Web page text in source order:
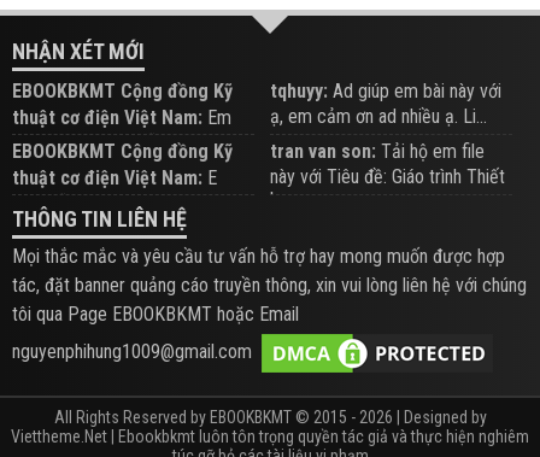
NHẬN XÉT MỚI
EBOOKBKMT Cộng đồng Kỹ
thuật cơ điện Việt Nam: Em
đăng trên Group hỗ trợ nhé
tqhuyy: Ad giúp em bài này với
ạ, em cảm ơn ad nhiều ạ. Li...
EBOOKBKMT Cộng đồng Kỹ
thuật cơ điện Việt Nam: E
xem hỗ trợ trên Group
tran van son: Tải hộ em file
này với Tiêu đề: Giáo trình Thiết
b...
THÔNG TIN LIÊN HỆ
Mọi thắc mắc và yêu cầu tư vấn hỗ trợ hay mong muốn được hợp
tác, đặt banner quảng cáo truyền thông, xin vui lòng liên hệ với chúng
tôi qua Page EBOOKBKMT hoặc Email
nguyenphihung1009@gmail.com
All Rights Reserved by EBOOKBKMT © 2015 - 2026 | Designed by
Viettheme.Net | Ebookbkmt luôn tôn trọng quyền tác giả và thực hiện nghiêm